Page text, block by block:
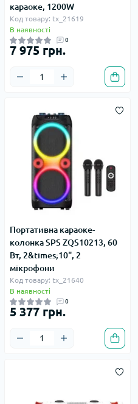
караоке, 1200W
Код товару: tx_21619
В наявності
0
7 975 грн.
Портативна караоке-
колонка SPS ZQS10213, 60
Вт, 2&times;10", 2
мікрофони
Код товару: tx_21640
В наявності
0
5 377 грн.